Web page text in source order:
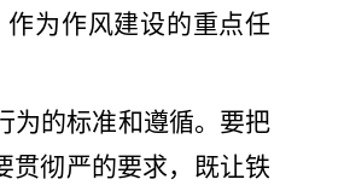
为作风建设的重点任
为的标准和遵循。要把
贯彻严的要求，既让铁